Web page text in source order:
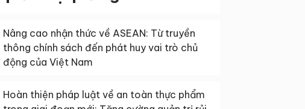
Nâng cao nhận thức về ASEAN: Từ truyền
thông chính sách đến phát huy vai trò chủ
động của Việt Nam
Hoàn thiện pháp luật về an toàn thực phẩm